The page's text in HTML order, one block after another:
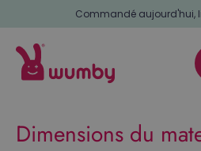
Commandé aujourd'hui,
Dimensions du